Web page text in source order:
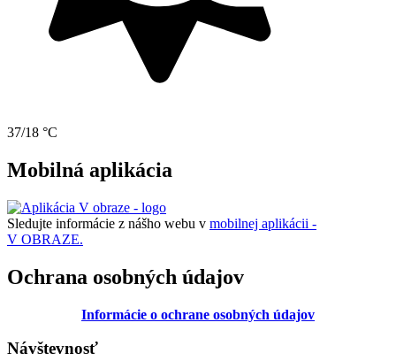
37/18 °C
Mobilná aplikácia
Sledujte informácie z nášho webu v mobilnej aplikácii -
V OBRAZE.
Ochrana osobných údajov
Informácie o ochrane osobných údajov
Návštevnosť